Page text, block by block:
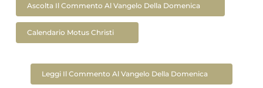
Ascolta Il Commento Al Vangelo Della Domenica
Calendario Motus Christi
Leggi Il Commento Al Vangelo Della Domenica